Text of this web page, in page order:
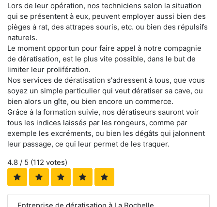
Lors de leur opération, nos techniciens selon la situation
qui se présentent à eux, peuvent employer aussi bien des
pièges à rat, des attrapes souris, etc. ou bien des répulsifs
naturels.
Le moment opportun pour faire appel à notre compagnie
de dératisation, est le plus vite possible, dans le but de
limiter leur prolifération.
Nos services de dératisation s'adressent à tous, que vous
soyez un simple particulier qui veut dératiser sa cave, ou
bien alors un gîte, ou bien encore un commerce.
Grâce à la formation suivie, nos dératiseurs sauront voir
tous les indices laissés par les rongeurs, comme par
exemple les excréments, ou bien les dégâts qui jalonnent
leur passage, ce qui leur permet de les traquer.
4.8 / 5 (112 votes)
Entreprise de dératisation à La Rochelle